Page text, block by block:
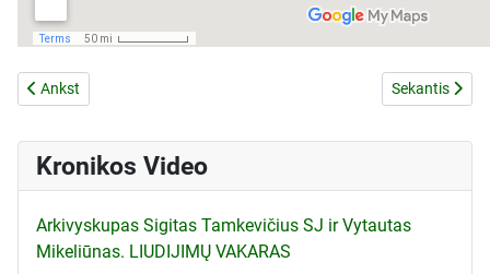
Ankstesnis straipsnis: LKB Kronika Nr.65 - Turinys
Ankst Kitas
Sekantis
Kronikos Video
Arkivyskupas Sigitas Tamkevičius SJ ir Vytautas
Mikeliūnas. LIUDIJIMŲ VAKARAS